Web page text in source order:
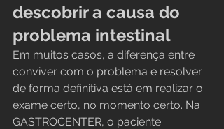
descobrir a causa do
problema intestinal
Em muitos casos, a diferença entre
conviver com o problema e resolver
de forma definitiva está em realizar o
exame certo, no momento certo. Na
GASTROCENTER, o paciente